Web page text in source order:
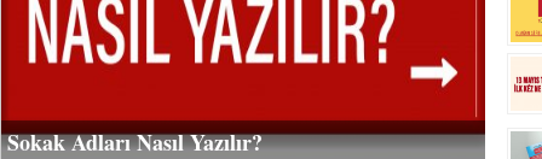
Sokak Adları Nasıl Yazılır?